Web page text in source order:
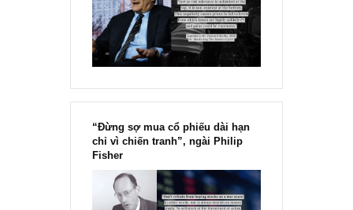
Chu kỳ trong thái độ của đám
đông đối với rủi ro, Ngài Howard
Marks